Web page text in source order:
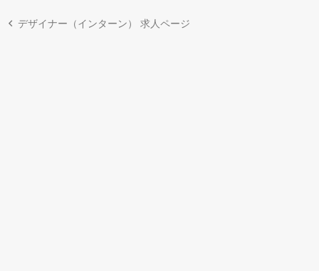
デザイナー（インターン） 求人ページ